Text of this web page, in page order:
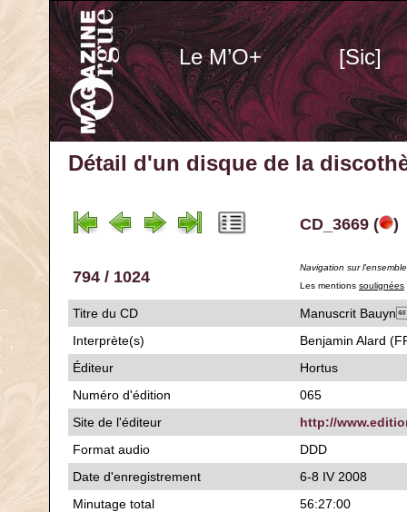
Le M’O+ [Sic]
Détail d'un disque de la
CD_3669 ( )
794 / 1024
Navigation sur
Les mentions soulignées
Titre du CD
Interprète(s)
Benjamin Alard
Éditeur
Hortus
Numéro d'édition
065
Site de l'éditeur
http://
Format audio
DDD
Date d'enregistrement
6-8 IV 2008
Minutage total
56:27:00